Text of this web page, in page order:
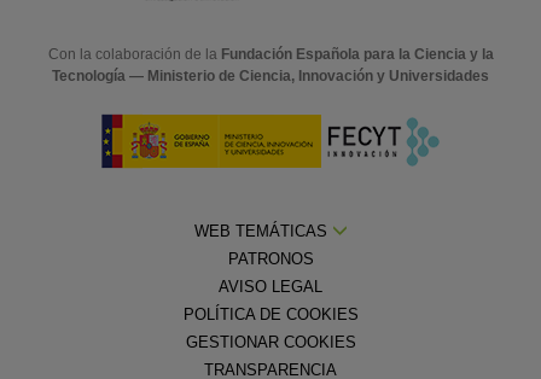
Con la colaboración de la Fundación Española para la Ciencia y la
Tecnología — Ministerio de Ciencia, Innovación y Universidades
WEB TEMÁTICAS
PATRONOS
AVISO LEGAL
POLÍTICA DE COOKIES
GESTIONAR COOKIES
TRANSPARENCIA